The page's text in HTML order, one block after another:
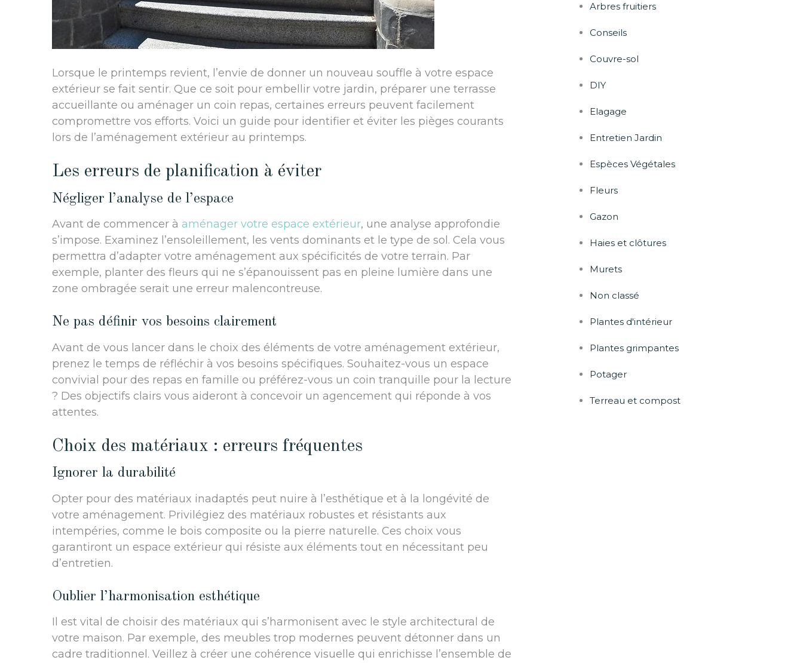
Lorsque le printemps revient, l’envie de donner un nouveau souffle à votre espace
extérieur se fait sentir. Que ce soit pour embellir votre jardin, préparer une terrasse
accueillante ou aménager un coin repas, certaines erreurs peuvent facilement
compromettre vos efforts. Voici un guide pour identifier et éviter les pièges courants
lors de l’aménagement extérieur au printemps.
Les erreurs de planification à éviter
Négliger l’analyse de l’espace
Avant de commencer à aménager votre espace extérieur, une analyse approfondie
s’impose. Examinez l’ensoleillement, les vents dominants et le type de sol. Cela vous
permettra d’adapter votre aménagement aux spécificités de votre terrain. Par
exemple, planter des fleurs qui ne s’épanouissent pas en pleine lumière dans une
zone ombragée serait une erreur malencontreuse.
Ne pas définir vos besoins clairement
Avant de vous lancer dans le choix des éléments de votre aménagement extérieur,
prenez le temps de réfléchir à vos besoins spécifiques. Souhaitez-vous un espace
convivial pour des repas en famille ou préférez-vous un coin tranquille pour la lecture
? Des objectifs clairs vous aideront à concevoir un agencement qui réponde à vos
attentes.
Choix des matériaux : erreurs fréquentes
Ignorer la durabilité
Opter pour des matériaux inadaptés peut nuire à l’esthétique et à la longévité de
votre aménagement. Privilégiez des matériaux robustes et résistants aux
intempéries, comme le bois composite ou la pierre naturelle. Ces choix vous
garantiront un espace extérieur qui résiste aux éléments tout en nécessitant peu
d’entretien.
Oublier l’harmonisation esthétique
Il est vital de choisir des matériaux qui s’harmonisent avec le style architectural de
votre maison. Par exemple, des meubles trop modernes peuvent détonner dans un
cadre traditionnel. Veillez à créer une cohérence visuelle qui enrichisse l’ensemble de
Arbres fruitiers
Conseils
Couvre-sol
DIY
Elagage
Entretien Jardin
Espèces Végétales
Fleurs
Gazon
Haies et clôtures
Murets
Non classé
Plantes d'intérieur
Plantes grimpantes
Potager
Terreau et compost